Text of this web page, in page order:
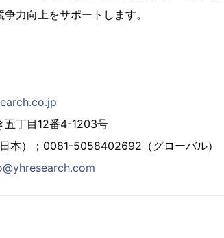
力向上をサポートします。
五丁目12番4-1203号
本）；0081-5058402692（グローバル）